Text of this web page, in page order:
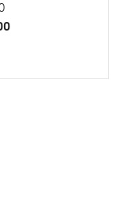
buitenspiegel